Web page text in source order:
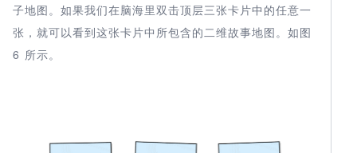
子地图。如果我们在脑海里双击顶层三张卡片中的任意一
张，就可以看到这张卡片中所包含的二维故事地图。如图
6 所示。